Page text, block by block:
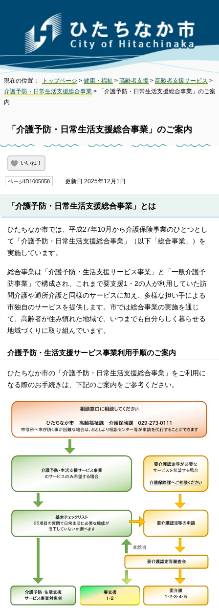
現在の位置： トップページ > 健康・福祉 > 高齢者支援 > 高齢者支援サービス >
介護予防・日常生活支援総合事業 > 「介護予防・日常生活支援総合事業」のご案
内
「介護予防・日常生活支援総合事業」のご案内
いいね！
ページID1005058 更新日 2025年12月1日
「介護予防・日常生活支援総合事業」とは
ひたちなか市では、平成27年10月から介護保険事業のひとつとし
て「介護予防・日常生活支援総合事業」（以下「総合事業」）を
実施しています。
総合事業は「介護予防・生活支援サービス事業」と「一般介護予
防事業」で構成され、これまで要支援1・2の人が利用していた訪
問介護や通所介護と同様のサービスに加え、多様な担い手による
市独自のサービスを提供します。市では総合事業の実施を通じ
て、高齢者が住み慣れた地域で、いつまでも自分らしく暮らせる
地域づくりに取り組んでいます。
介護予防・生活支援サービス事業利用手順のご案内
ひたちなか市の「介護予防・日常生活支援総合事業」をご利用に
なる際のお手続きは、下記のご案内をご参考ください。